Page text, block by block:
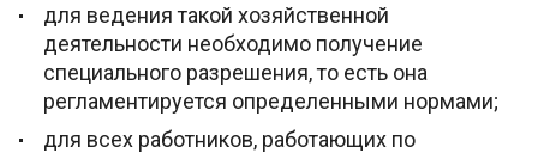
для ведения такой хозяйственной
деятельности необходимо получение
специального разрешения, то есть она
регламентируется определенными нормами;
для всех работников, работающих по